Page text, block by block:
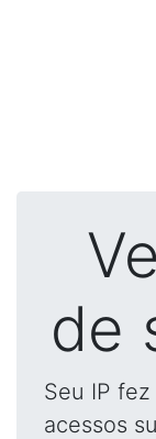
de
Seu IP
acessos